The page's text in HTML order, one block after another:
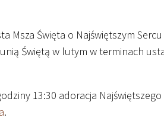
Msza Święta o Najświętszym
Świętą w lutym w terminach
13:30 adoracja
.